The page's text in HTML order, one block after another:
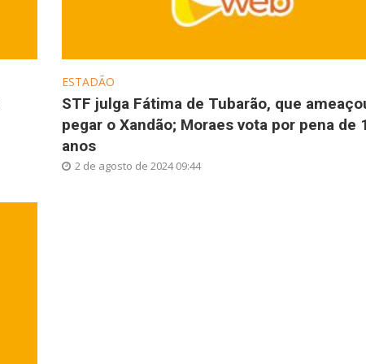
ESTADÃO
STF julga Fátima de Tubarão, que
pegar o Xandão; Moraes vota por pena de
anos
2 de agosto de 2024 09:44